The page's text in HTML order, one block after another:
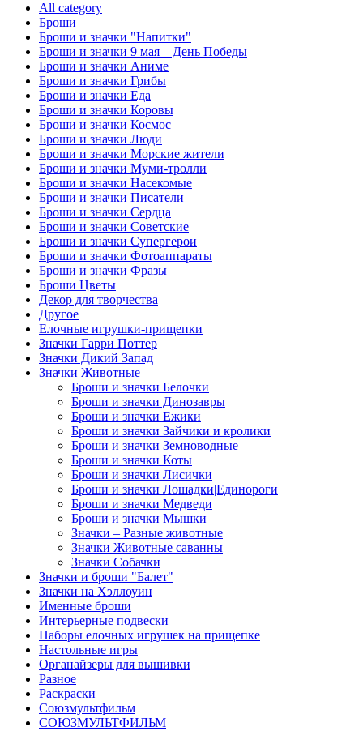
All category
Броши
Броши и значки "Напитки"
Броши и значки 9 мая – День Победы
Броши и значки Аниме
Броши и значки Грибы
Броши и значки Еда
Броши и значки Коровы
Броши и значки Космос
Броши и значки Люди
Броши и значки Морские жители
Броши и значки Муми-тролли
Броши и значки Насекомые
Броши и значки Писатели
Броши и значки Сердца
Броши и значки Советские
Броши и значки Супергерои
Броши и значки Фотоаппараты
Броши и значки Фразы
Броши Цветы
Декор для творчества
Другое
Елочные игрушки-прищепки
Значки Гарри Поттер
Значки Дикий Запад
Значки Животные
Броши и значки Белочки
Броши и значки Динозавры
Броши и значки Ежики
Броши и значки Зайчики и кролики
Броши и значки Земноводные
Броши и значки Коты
Броши и значки Лисички
Броши и значки Лошадки|Единороги
Броши и значки Медведи
Броши и значки Мышки
Значки – Разные животные
Значки Животные саванны
Значки Собачки
Значки и броши "Балет"
Значки на Хэллоуин
Именные броши
Интерьерные подвески
Наборы елочных игрушек на прищепке
Настольные игры
Органайзеры для вышивки
Разное
Раскраски
Союзмультфильм
СОЮЗМУЛЬТФИЛЬМ